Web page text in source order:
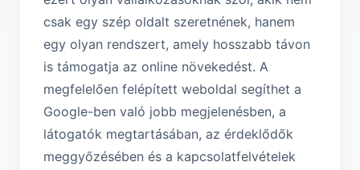
csak egy szép oldalt szeretnének, hanem
egy olyan rendszert, amely hosszabb távon
is támogatja az online növekedést. A
megfelelően felépített weboldal segíthet a
Google-ben való jobb megjelenésben, a
látogatók megtartásában, az érdeklődők
meggyőzésében és a kapcsolatfelvételek